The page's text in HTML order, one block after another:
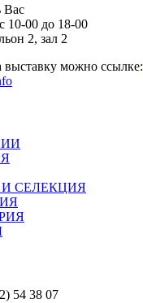
Вас
10-00 до 18-00
2, зал 2
выставку можно ссылке:
СЕЛЕКЦИЯ
54 38 07